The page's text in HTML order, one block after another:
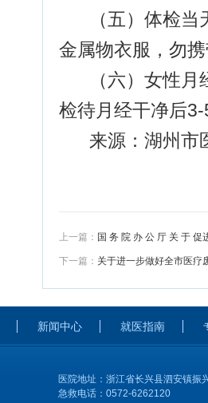
（五）体检
金属物衣服，勿
（六）女性
检待月经干净后
来源：湖州市
上一篇： 国 务 院 办 公 厅 关 于 促
下一篇： 关于进一步做好全市医疗
新闻中心 就医指南
医院地址：浙江省长兴县泗安镇振
急救电话：0572-6262120